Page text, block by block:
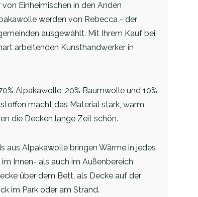
Einheimischen in den Anden
werden von Rebecca - der
ausgewählt. Mit Ihrem Kauf bei
arbeitenden Kunsthandwerker in
Alpakawolle, 20% Baumwolle und 10%
macht das Material stark, warm
die Decken lange Zeit schön.
aus Alpakawolle bringen Wärme in jedes
Innen- als auch im Außenbereich
über dem Bett, als Decke auf der
im Park oder am Strand.